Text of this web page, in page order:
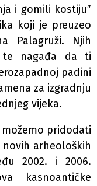
i gomili kostiju”
koji je preuzeo
Palagruži. Njih
te nagađa da ti
padini
za izgradnju
vijeka.
pridodati
arheoloških
2002. i 2006.
kasnoantičke